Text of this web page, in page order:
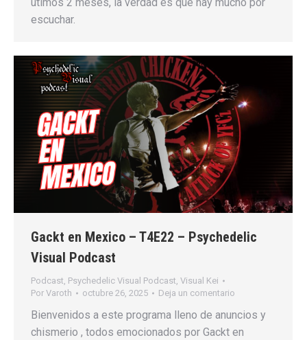
escuchar.
Gackt en Mexico – T4E22 – Psychedelic
Visual Podcast
Podcast, Psychedelic Visual Podcast, Visual Kei
Por Varoth octubre 26, 2025 Deja un comentario
Bienvenidos a este programa lleno de anuncios y
chismerio , todos emocionados por Gackt en